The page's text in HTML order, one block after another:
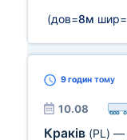
(дов=8м шир=
9 годин тому
10.08
Краків (PL) —